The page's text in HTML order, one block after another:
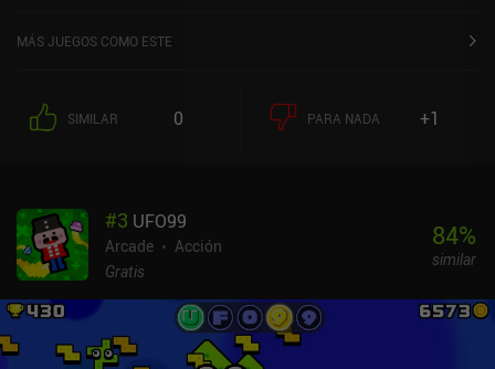
MÁS JUEGOS COMO ESTE
SIMILAR 0 PARA NADA +1
#3 UFO99
Arcade
Acción
Gratis
84%
similar